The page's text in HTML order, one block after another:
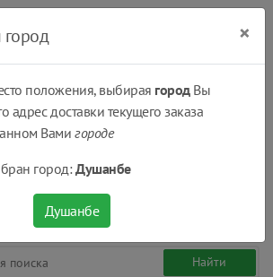
×
положения, выбирая городВы
адрес доставки текущего заказа
Вамигороде
город:Душанбе
Душанбе